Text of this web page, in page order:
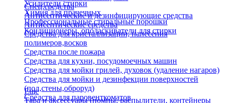
Усилители стирки
Химия для прачечных
Профессиональные стиральные порошки
Кондиционеры, ополаскиватели для стирки
Спец.средства
Антисептические и дезинфицирующие средства
Антисептические средства
Средства для кристаллизации, нанесения
полимеров,восков
Средства после пожара
Средства для кухни, посудомоечных машин
Средства для мойки грилей, духовок (удаление нагаров)
Средства для мойки и дезинфекции поверхностей
(пол,стены,оброруд)
Средства для паровенткоматов
Еще
Тара и аксессуары (помпы, распылители, контейнеры